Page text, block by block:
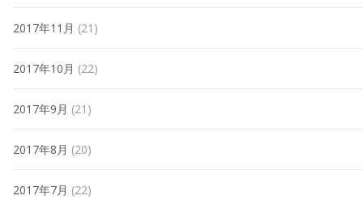
2017年11月 (21)
2017年10月 (22)
2017年9月 (21)
2017年8月 (20)
2017年7月 (22)